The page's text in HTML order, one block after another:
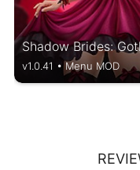
Shadow Brides:
v1.0.41 • Menu MOD